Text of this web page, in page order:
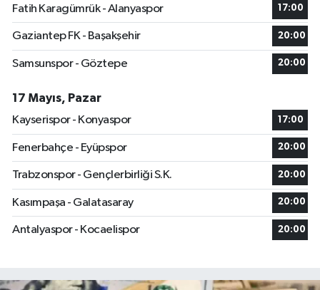
Fatih Karagümrük - Alanyaspor
17:00
Gaziantep FK - Başakşehir 20:00
Samsunspor - Göztepe 20:00
17 Mayıs, Pazar
Kayserispor - Konyaspor
17:00
Fenerbahçe - Eyüpspor 20:00
Trabzonspor - Gençlerbirliği S.K. 20:00
Kasımpaşa - Galatasaray 20:00
Antalyaspor - Kocaelispor 20:00